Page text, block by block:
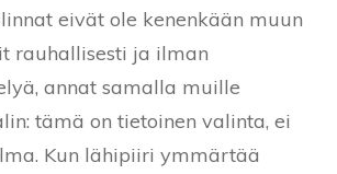
eivät ole kenenkään muun
rauhallisesti ja ilman
annat samalla muille
tämä on tietoinen valinta, ei
Kun lähipiiri ymmärtää